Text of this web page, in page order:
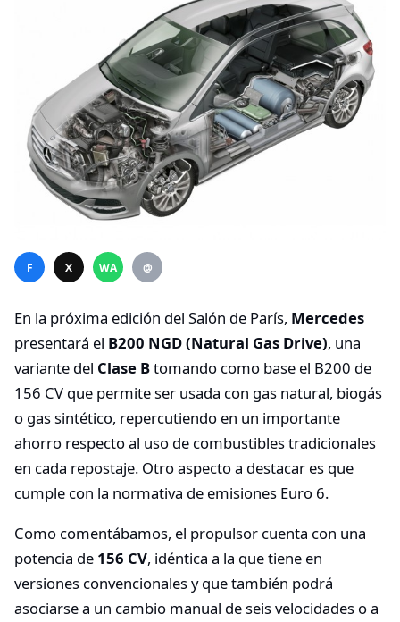
F X WA @
En la próxima edición del Salón de París, Mercedes
presentará el B200 NGD (Natural Gas Drive), una
variante del Clase Btomando como base el B200 de
156 CV que permite ser usada con gas natural, biogás
o gas sintético, repercutiendo en un importante
ahorro respecto al uso de combustibles tradicionales
en cada repostaje. Otro aspecto a destacar es que
cumple con la normativa de emisiones Euro 6.
Como comentábamos, el propulsor cuenta con una
potencia de 156 CV, idéntica a la que tiene en
versiones convencionales y que también podrá
asociarse a un cambio manual de seis velocidades o a